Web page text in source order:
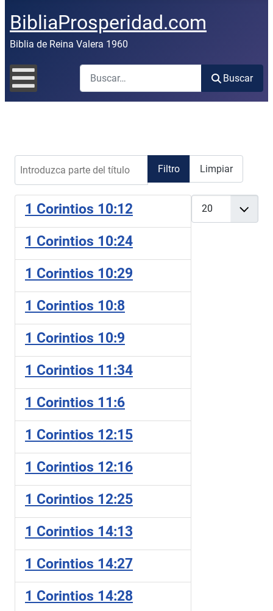
BibliaProsperidad.com
Biblia de Reina Valera 1960
Buscar
Buscar
Filtro Limpiar
1 Corintios 10:12
1 Corintios 10:24
1 Corintios 10:29
1 Corintios 10:8
1 Corintios 10:9
1 Corintios 11:34
1 Corintios 11:6
1 Corintios 12:15
1 Corintios 12:16
1 Corintios 12:25
1 Corintios 14:13
1 Corintios 14:27
1 Corintios 14:28